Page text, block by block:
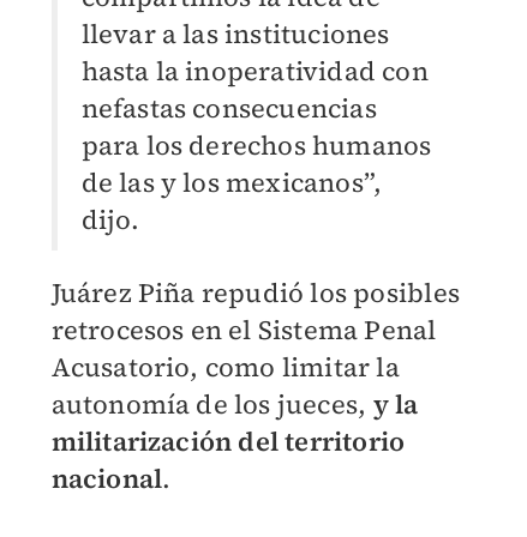
llevar a las instituciones
hasta la inoperatividad con
nefastas consecuencias
para los derechos humanos
de las y los mexicanos”,
dijo.
Juárez Piña repudió los posibles
retrocesos en el Sistema Penal
Acusatorio, como limitar la
autonomía de los jueces, y la
militarización del territorio
nacional.